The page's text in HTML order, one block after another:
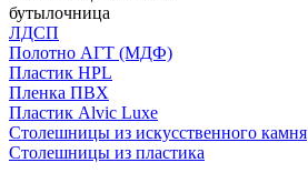
бутылочница
ЛДСП
Полотно АГТ (МДФ)
Пластик HPL
Пленка ПВХ
Пластик Alvic Luxe
Столешницы из искусственного камня
Столешницы из пластика